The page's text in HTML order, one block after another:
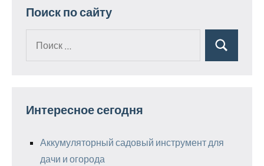
Поиск по сайту
Поиск
Интересное сегодня
Аккумуляторный садовый инструмент для
дачи и огорода